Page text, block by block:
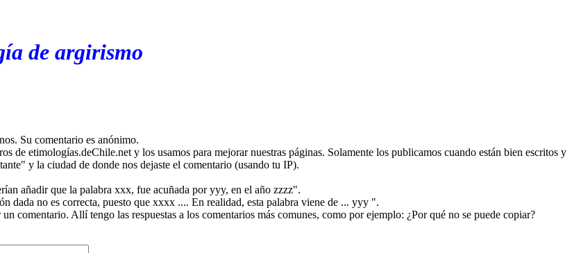
de argirismo
Su comentario es anónimo.
de etimologías.deChile.net y los usamos para mejorar nuestras páginas. Solamente los publicamos cuando están bien escritos y
y la ciudad de donde nos dejaste el comentario (usando tu IP).
añadir que la palabra xxx, fue acuñada por yyy, en el año zzzz".
dada no es correcta, puesto que xxxx .... En realidad, esta palabra viene de ... yyy ".
un comentario. Allí tengo las respuestas a los comentarios más comunes, como por ejemplo: ¿Por qué no se puede copiar?